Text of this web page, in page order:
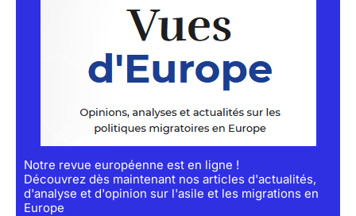
Notre revue européenne est en ligne !
Découvrez dès maintenant nos articles d'actualités,
d'analyse et d'opinion sur l'asile et les migrations en
Europe